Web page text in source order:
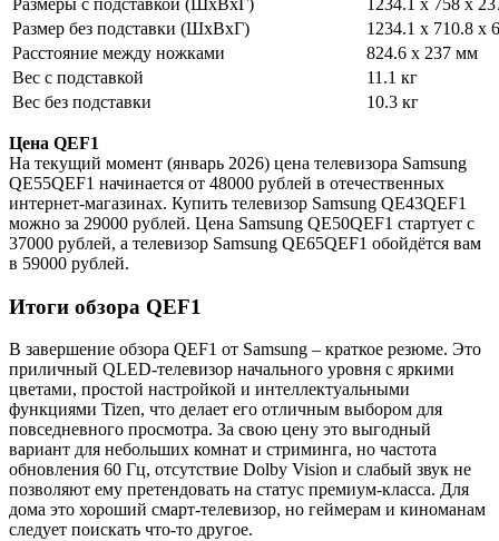
Размер без подставки (ШxВxГ)
1234.1 x 710.8 x
Расстояние между ножками
824.6 x 237 мм
Вес с подставкой
11.1 кг
Вес без подставки
10.3 кг
Цена QEF1
На текущий момент (январь 2026) цена телевизора Samsung
QE55QEF1 начинается от 48000 рублей в отечественных
интернет-магазинах. Купить телевизор Samsung QE43QEF1
можно за 29000 рублей. Цена Samsung QE50QEF1 стартует с
37000 рублей, а телевизор Samsung QE65QEF1 обойдётся вам
в 59000 рублей.
Итоги обзора QEF1
В завершение обзора QEF1 от Samsung – краткое резюме. Это
приличный QLED-телевизор начального уровня с яркими
цветами, простой настройкой и интеллектуальными
функциями Tizen, что делает его отличным выбором для
повседневного просмотра. За свою цену это выгодный
вариант для небольших комнат и стриминга, но частота
обновления 60 Гц, отсутствие Dolby Vision и слабый звук не
позволяют ему претендовать на статус премиум-класса. Для
дома это хороший смарт-телевизор, но геймерам и киноманам
следует поискать что-то другое.